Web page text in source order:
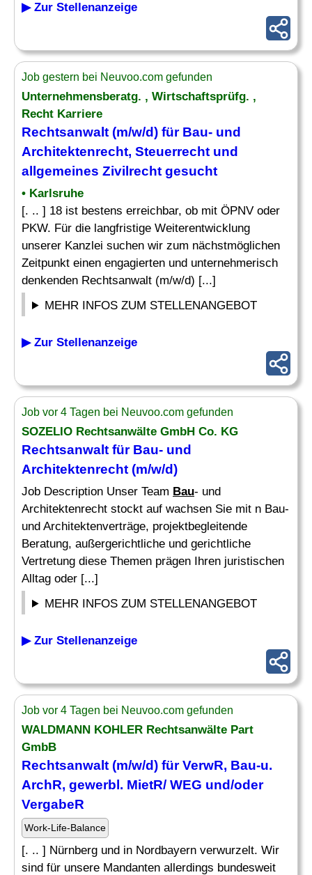
▶ Zur Stellenanzeige
Job gestern bei Neuvoo.com gefunden
Unternehmensberatg. , Wirtschaftsprüfg. ,
Recht Karriere
Rechtsanwalt (m/w/d) für Bau- und
Architektenrecht, Steuerrecht und
allgemeines Zivilrecht gesucht
• Karlsruhe
[. .. ] 18 ist bestens erreichbar, ob mit ÖPNV oder
PKW. Für die langfristige Weiterentwicklung
unserer Kanzlei suchen wir zum nächstmöglichen
Zeitpunkt einen engagierten und unternehmerisch
denkenden Rechtsanwalt (m/w/d) [...]
MEHR INFOS ZUM STELLENANGEBOT
▶ Zur Stellenanzeige
Job vor 4 Tagen bei Neuvoo.com gefunden
SOZELIO Rechtsanwälte GmbH Co. KG
Rechtsanwalt für Bau- und
Architektenrecht (m/w/d)
Job Description Unser Team Bau- und
Architektenrecht stockt auf wachsen Sie mit n Bau-
und Architektenverträge, projektbegleitende
Beratung, außergerichtliche und gerichtliche
Vertretung diese Themen prägen Ihren juristischen
Alltag oder [...]
MEHR INFOS ZUM STELLENANGEBOT
▶ Zur Stellenanzeige
Job vor 4 Tagen bei Neuvoo.com gefunden
WALDMANN KOHLER Rechtsanwälte Part
GmbB
Rechtsanwalt (m/w/d) für VerwR, Bau-u.
ArchR, gewerbl. MietR/ WEG und/oder
VergabeR
Work-Life-Balance
[. .. ] Nürnberg und in Nordbayern verwurzelt. Wir
sind für unsere Mandanten allerdings bundesweit